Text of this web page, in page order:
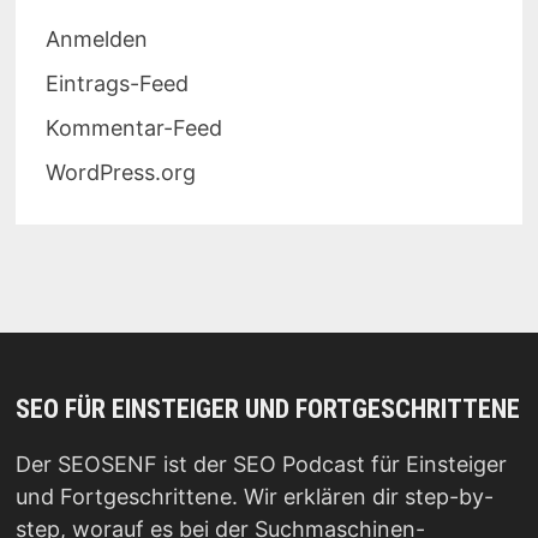
Anmelden
Eintrags-Feed
Kommentar-Feed
WordPress.org
SEO FÜR EINSTEIGER UND FORTGESCHRITTENE
Der SEOSENF ist der SEO Podcast für Einsteiger
und Fortgeschrittene. Wir erklären dir step-by-
step, worauf es bei der Suchmaschinen-